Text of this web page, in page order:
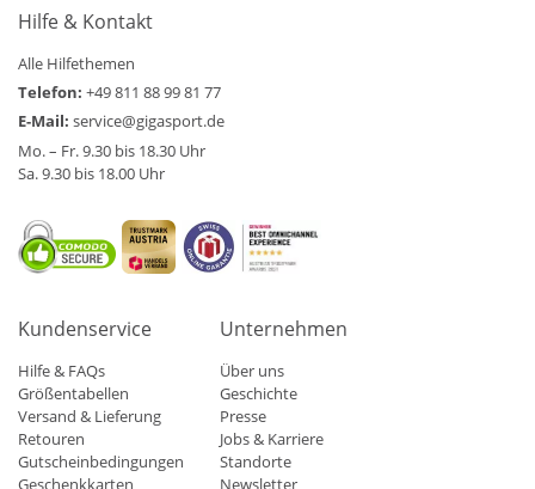
Hilfe & Kontakt
Alle Hilfethemen
Telefon: +49 811 88 99 81 77
E-Mail: service@gigasport.de
Mo. – Fr. 9.30 bis 18.30 Uhr
Sa. 9.30 bis 18.00 Uhr
Kundenservice
Hilfe & FAQs
Größentabellen
Versand & Lieferung
Retouren
Gutscheinbedingungen
Geschenkkarten
Unternehmen
Über uns
Geschichte
Presse
Jobs & Karriere
Standorte
Newsletter